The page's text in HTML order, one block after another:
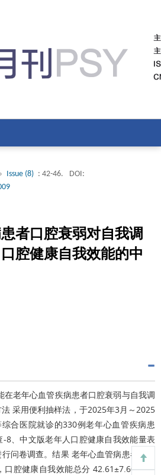
Issue (8) : 42-46.
DOI:
者口腔衰弱对自我调
腔健康自我效能的中
在老年心血管疾病患者口腔衰弱与自我调
采用便利抽样法，于2025年3月～2025
合医院就诊的330例老年心血管疾病患
8、中文版老年人口腔健康自我效能量表
问卷调查。结果 老年心血管病患者口腔
口腔健康自我效能总分 42.61±7.60 分，